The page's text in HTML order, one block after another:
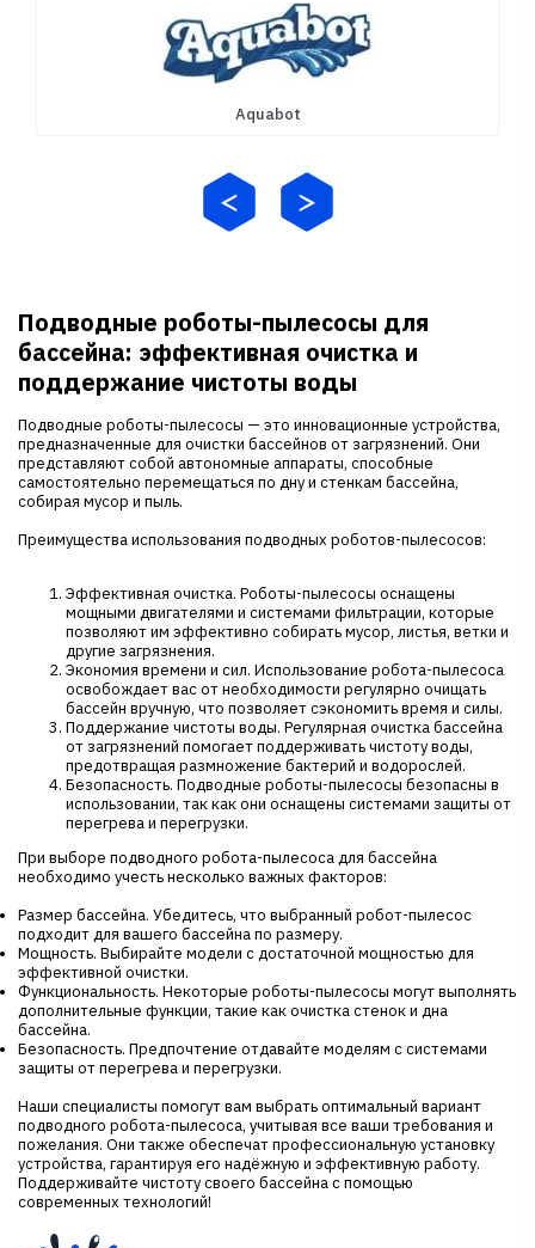
Aquabot
Подводные роботы-пылесосы для
бассейна: эффективная очистка и
поддержание чистоты воды
Подводные роботы-пылесосы — это инновационные устройства,
предназначенные для очистки бассейнов от загрязнений. Они
представляют собой автономные аппараты, способные
самостоятельно перемещаться по дну и стенкам бассейна,
собирая мусор и пыль.
Преимущества использования подводных роботов-пылесосов:
Эффективная очистка. Роботы-пылесосы оснащены
мощными двигателями и системами фильтрации, которые
позволяют им эффективно собирать мусор, листья, ветки и
другие загрязнения.
Экономия времени и сил. Использование робота-пылесоса
освобождает вас от необходимости регулярно очищать
бассейн вручную, что позволяет сэкономить время и силы.
Поддержание чистоты воды. Регулярная очистка бассейна
от загрязнений помогает поддерживать чистоту воды,
предотвращая размножение бактерий и водорослей.
Безопасность. Подводные роботы-пылесосы безопасны в
использовании, так как они оснащены системами защиты от
перегрева и перегрузки.
При выборе подводного робота-пылесоса для бассейна
необходимо учесть несколько важных факторов:
Размер бассейна. Убедитесь, что выбранный робот-пылесос
подходит для вашего бассейна по размеру.
Мощность. Выбирайте модели с достаточной мощностью для
эффективной очистки.
Функциональность. Некоторые роботы-пылесосы могут выполнять
дополнительные функции, такие как очистка стенок и дна
бассейна.
Безопасность. Предпочтение отдавайте моделям с системами
защиты от перегрева и перегрузки.
Наши специалисты помогут вам выбрать оптимальный вариант
подводного робота-пылесоса, учитывая все ваши требования и
пожелания. Они также обеспечат профессиональную установку
устройства, гарантируя его надёжную и эффективную работу.
Поддерживайте чистоту своего бассейна с помощью
современных технологий!